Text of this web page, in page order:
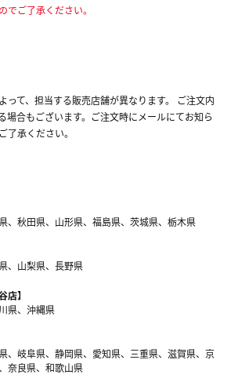
でご了承ください。
って、担当する販売店舗が異なります。 ご注文内
場合もございます。ご注文時にメールにてお知ら
了承ください。
、秋田県、山形県、福島県、茨城県、栃木県
、山梨県、長野県
店】
県、沖縄県
、岐阜県、静岡県、愛知県、三重県、滋賀県、京
奈良県、和歌山県